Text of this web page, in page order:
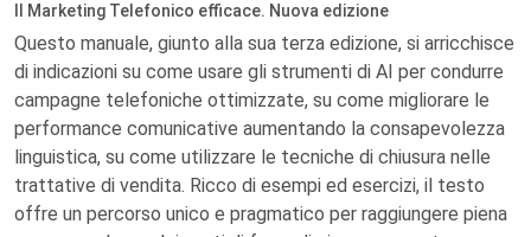
Il Marketing Telefonico efficace. Nuova edizione
Questo manuale, giunto alla sua terza edizione, si arricchisce
di indicazioni su come usare gli strumenti di AI per condurre
campagne telefoniche ottimizzate, su come migliorare le
performance comunicative aumentando la consapevolezza
linguistica, su come utilizzare le tecniche di chiusura nelle
trattative di vendita. Ricco di esempi ed esercizi, il testo
offre un percorso unico e pragmatico per raggiungere piena